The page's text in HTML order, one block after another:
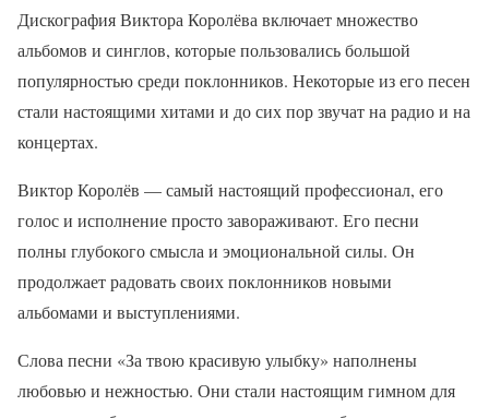
Дискография Виктора Королёва включает множество
альбомов и синглов, которые пользовались большой
популярностью среди поклонников. Некоторые из его песен
стали настоящими хитами и до сих пор звучат на радио и на
концертах.
Виктор Королёв — самый настоящий профессионал, его
голос и исполнение просто завораживают. Его песни
полны глубокого смысла и эмоциональной силы. Он
продолжает радовать своих поклонников новыми
альбомами и выступлениями.
Слова песни «За твою красивую улыбку» наполнены
любовью и нежностью. Они стали настоящим гимном для